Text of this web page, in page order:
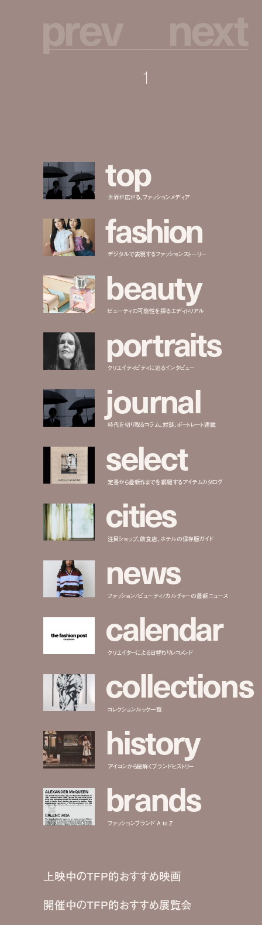
1
top
世界が広がる、ファッションメディア
fashion
デジタルで表現するファッションストーリー
beauty
ビューティの可能性を探るエディトリアル
portraits
クリエイティビティに迫るインタビュー
journal
時代を切り取るコラム、対談、ポートレート連載
select
定番から最新作までを網羅するアイテムカタログ
cities
注目ショップ、飲食店、ホテルの保存版ガイド
news
ファッション/ビューティ/カルチャーの最新ニュース
calendar
クリエイターによる日替わりレコメンド
collections
コレクションルック一覧
history
アイコンから紐解くブランドヒストリー
brands
ファッションブランド A to Z
上映中のTFP的おすすめ映画
開催中のTFP的おすすめ展覧会